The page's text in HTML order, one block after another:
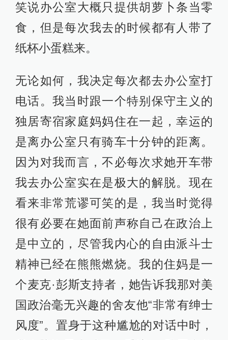
笑说办公室大概只提供胡萝卜条当零
食，但是每次我去的时候都有人带了
纸杯小蛋糕来。
无论如何，我决定每次都去办公室打
电话。我当时跟一个特别保守主义的
独居寄宿家庭妈妈住在一起，幸运的
是离办公室只有骑车十分钟的距离。
因为对我而言，不必每次求她开车带
我去办公室实在是极大的解脱。现在
看来非常荒谬可笑的是，我当时觉得
很有必要在她面前声称自己在政治上
是中立的，尽管我内心的自由派斗士
精神已经在熊熊燃烧。我的住妈是一
个麦克·彭斯支持者，她告诉我那对美
国政治毫无兴趣的舍友他“非常有绅士
风度”。置身于这种尴尬的对话中时，